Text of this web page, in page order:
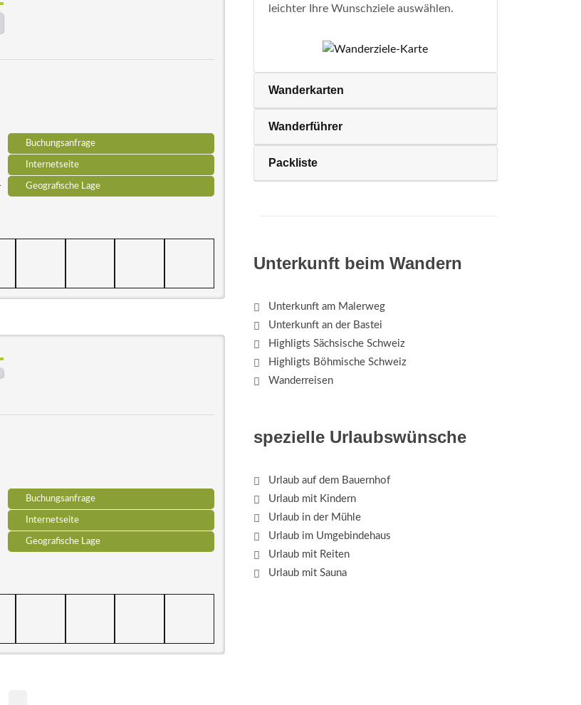
Buchungsanfrage
Internetseite
Geografische Lage
Buchungsanfrage
Internetseite
Geografische Lage
leichter Ihre Wunschziele auswählen.
Wanderkarten
Wanderführer
Packliste
Unterkunft beim Wandern
Unterkunft am Malerweg
Unterkunft an der Bastei
Highligts Sächsische Schweiz
Highligts Böhmische Schweiz
Wanderreisen
spezielle Urlaubswünsche
Urlaub auf dem Bauernhof
Urlaub mit Kindern
Urlaub in der Mühle
Urlaub im Umgebindehaus
Urlaub mit Reiten
Urlaub mit Sauna